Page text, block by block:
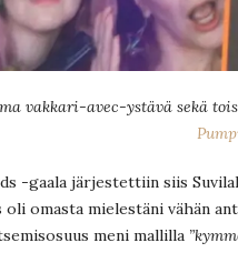
vakkari-avec-ystävä sekä
-gaala järjestettiin siis
omasta mielestäni vähän
meni mallilla